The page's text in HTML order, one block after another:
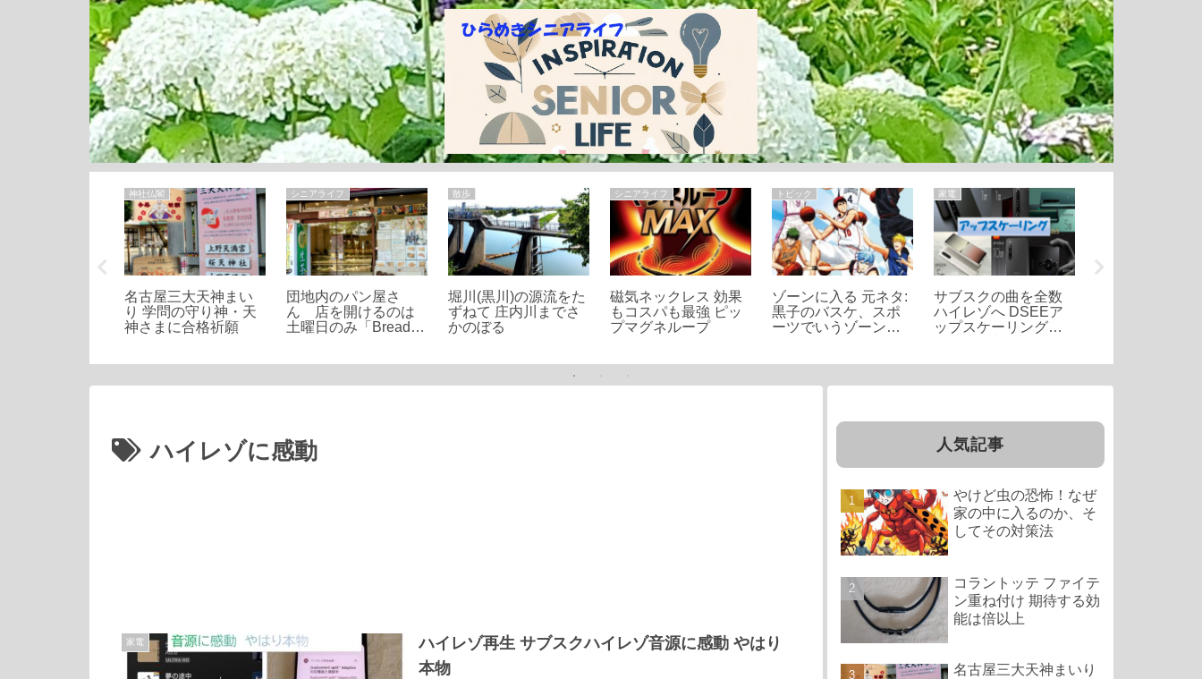
神社仏閣
名古屋三大天神まい
り 学問の守り神・天
神さまに合格祈願
シニアライフ
団地内のパン屋さ
ん 店を開けるのは
土曜日のみ「Bread
散歩
堀川(黒川)の源流をた
ずねて 庄内川までさ
かのぼる
シニアライフ
磁気ネックレス 効果
もコスパも最強 ピッ
プマグネループ
トピック
ゾーンに入る 元ネタ:
黒子のバスケ、スポ
ーツでいうゾーンと
家電
サブスクの曲を全数
ハイレゾへ DSEEア
ップスケーリングで
ハイレゾに感動
家電
ハイレゾ再生 サブスクハイレゾ音源に感動 やはり
本物
人気記事
やけど虫の恐怖！なぜ
家の中に入るのか、そ
してその対策法
コラントッテ ファイテ
ン重ね付け 期待する効
能は倍以上
名古屋三大天神まいり